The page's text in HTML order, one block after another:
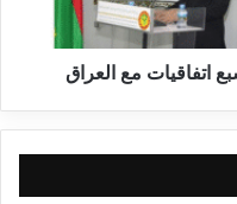
اتفاقيات مع العراق